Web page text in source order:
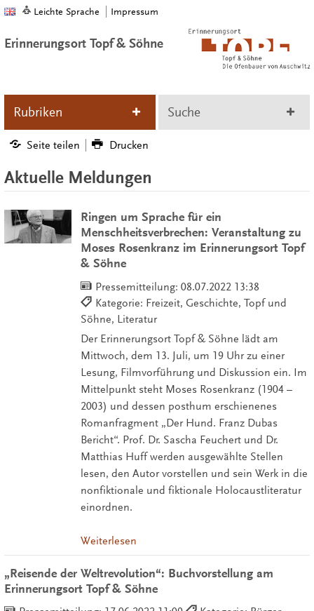
Leichte Sprache Impressum
Erinnerungsort Topf & Söhne
Rubriken Suche
Seite teilen Drucken
Aktuelle Meldungen
Ringen um Sprache für ein
Menschheitsverbrechen: Veranstaltung zu
Moses Rosenkranz im Erinnerungsort Topf
& Söhne
Pressemitteilung: 08.07.2022 13:38
Kategorie: Freizeit, Geschichte, Topf und
Söhne, Literatur
Der Erinnerungsort Topf & Söhne lädt am
Mittwoch, dem 13. Juli, um 19 Uhr zu einer
Lesung, Filmvorführung und Diskussion ein. Im
Mittelpunkt steht Moses Rosenkranz (1904 –
2003) und dessen posthum erschienenes
Romanfragment „Der Hund. Franz Dubas
Bericht“. Prof. Dr. Sascha Feuchert und Dr.
Matthias Huff werden ausgewählte Stellen
lesen, den Autor vorstellen und sein Werk in die
nonfiktionale und fiktionale Holocaustliteratur
einordnen.
Weiterlesen
„Reisende der Weltrevolution“: Buchvorstellung am
Erinnerungsort Topf & Söhne